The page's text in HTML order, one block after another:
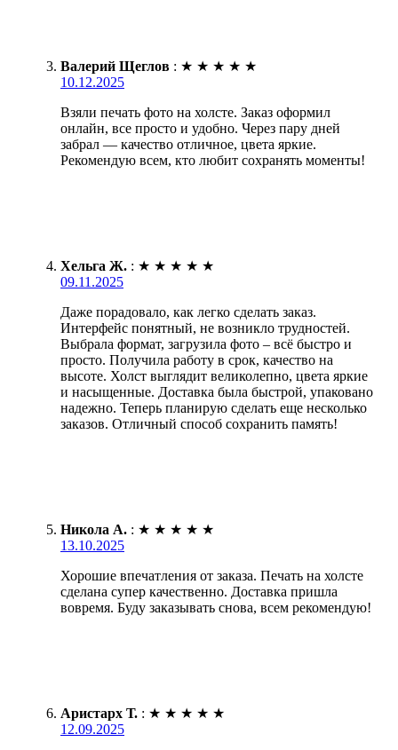
Валерий Щеглов : ★ ★ ★ ★ ★
10.12.2025
Взяли печать фото на холсте. Заказ оформил
онлайн, все просто и удобно. Через пару дней
забрал — качество отличное, цвета яркие.
Рекомендую всем, кто любит сохранять моменты!
Хельга Ж. : ★ ★ ★ ★ ★
09.11.2025
Даже порадовало, как легко сделать заказ.
Интерфейс понятный, не возникло трудностей.
Выбрала формат, загрузила фото – всё быстро и
просто. Получила работу в срок, качество на
высоте. Холст выглядит великолепно, цвета яркие
и насыщенные. Доставка была быстрой, упаковано
надежно. Теперь планирую сделать еще несколько
заказов. Отличный способ сохранить память!
Никола А. : ★ ★ ★ ★ ★
13.10.2025
Хорошие впечатления от заказа. Печать на холсте
сделана супер качественно. Доставка пришла
вовремя. Буду заказывать снова, всем рекомендую!
Аристарх Т. : ★ ★ ★ ★ ★
12.09.2025